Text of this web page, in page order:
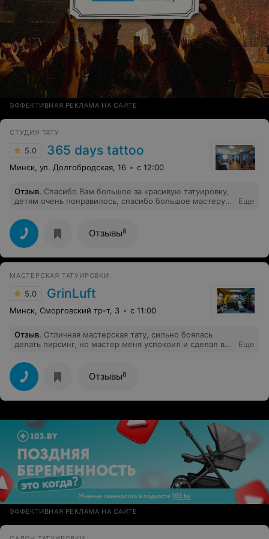
ЭФФЕКТИВНАЯ РЕКЛАМА НА САЙТЕ
СТУДИЯ ТАТУ
5.0 365 days tattoo
Минск, ул. Долгобродская, 16 с 12:00
Отзыв. Спасибо Вам большое за красивую татуировку,
детям очень понравилось, спасибо большое мастеру
Еще
Отзывы8
МАСТЕРСКАЯ ТАТУИРОВКИ
5.0 GrinLuft
Минск, Сморговский тр-т, 3 с 11:00
Отзыв. Отличная мастерская тату, сильно боялась
делать пирсинг, но мастер меня успокоил и сделал все
Еще
Отзывы8
ЭФФЕКТИВНАЯ РЕКЛАМА НА САЙТЕ